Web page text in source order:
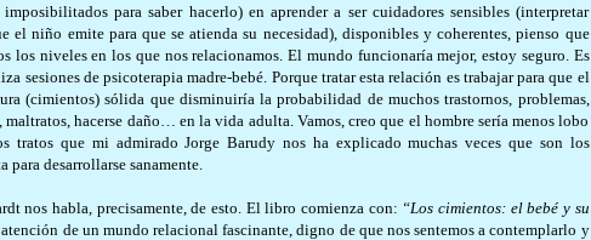
para saber hacerlo) en aprender a ser cuidadores sensibles (interpretar
el niño emite para que se atienda su necesidad), disponibles y coherentes, pienso que
los niveles en los que nos relacionamos. El mundo funcionaría mejor, estoy seguro. Es
sesiones de psicoterapia madre-bebé. Porque tratar esta relación es trabajar para que el
(cimientos) sólida que disminuiría la probabilidad de muchos trastornos, problemas,
maltratos, hacerse daño… en la vida adulta. Vamos, creo que el hombre sería menos lobo
tratos que mi admirado Jorge Barudy nos ha explicado muchas veces que son los
desarrollarse sanamente.
nos habla, precisamente, de esto. El libro comienza con: “Los cimientos: el bebé y su
de un mundo relacional fascinante, digno de que nos sentemos a contemplarlo y